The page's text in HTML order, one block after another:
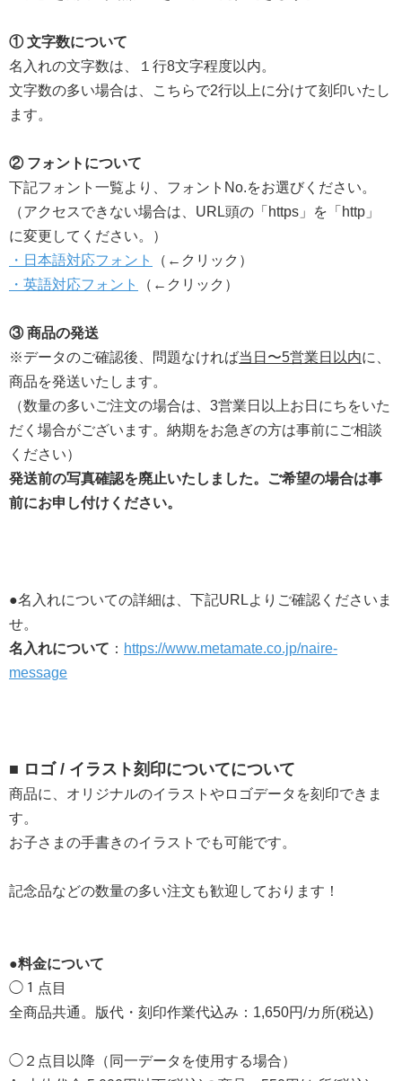
① 文字数について
名入れの文字数は、１行8文字程度以内。
文字数の多い場合は、こちらで2行以上に分けて刻印いたし
ます。
② フォントについて
下記フォント一覧より、フォントNo.をお選びください。
（アクセスできない場合は、URL頭の「https」を「http」
に変更してください。） ​
・日本語対応フォント
（←クリック）
・英語対応フォント
（←クリック）
③ 商品の発送
※データのご確認後、問題なければ当日〜5営業日以内に、
商品を発送いたします。
（数量の多いご注文の場合は、3営業日以上お日にちをいた
だく場合がございます。納期をお急ぎの方は事前にご相談
ください）
発送前の写真確認を廃止いたしました。ご希望の場合は事
前にお申し付けください。
●名入れについての詳細は、下記URLよりご確認くださいま
せ。
名入れについて ： https://www.metamate.co.jp/naire-
message
■ ロゴ / イラスト刻印についてについて
商品に、オリジナルのイラストやロゴデータを刻印できま
す。
お子さまの手書きのイラストでも可能です。
記念品などの数量の多い注文も歓迎しております！
●料金について
◯１点目
全商品共通。版代・刻印作業代込み：1,650円/カ所(税込)
◯２点目以降（同一データを使用する場合）